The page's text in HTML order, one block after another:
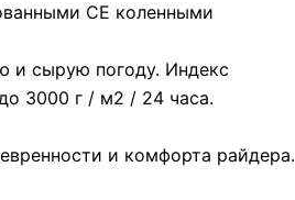
CЕ коленными
и сырую погоду. Индекс
3000 г / м2 / 24 часа.
и комфорта райдера.